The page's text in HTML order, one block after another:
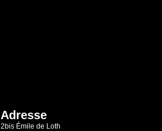
Adresse
2bis Émile de Loth